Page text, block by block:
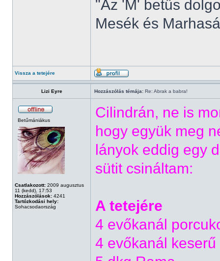
"Az 'M' betűs
Mesék és
Vissza a tetejére
Lizi Eyre Hozzászólás témája: Re: Abrak a babra!
Betűmániákus
Csatlakozott: 2009 augusztus
11 (kedd), 17:53
Hozzászólások: 4241
Tartózkodási hely:
Sohacsodaország
Cilindrán, ne is
hogy együk meg
lányok eddig egy
sütit csináltam:
A tetejére
4 evőkanál
4 evőkanál